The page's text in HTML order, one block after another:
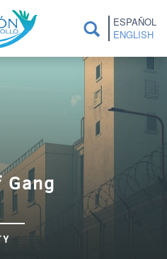
ESPAÑOL
ENGLISH
Gang